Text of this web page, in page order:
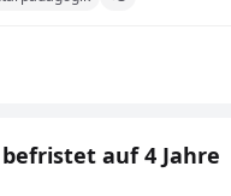
auf 4 Jahre